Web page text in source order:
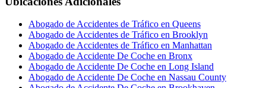
Abogado de Accidentes de Tráfico en Queens
Abogado de Accidentes de Tráfico en Brooklyn
Abogado de Accidentes de Tráfico en Manhattan
Abogado de Accidente De Coche en Bronx
Abogado de Accidente De Coche en Long Island
Abogado de Accidente De Coche en Nassau County